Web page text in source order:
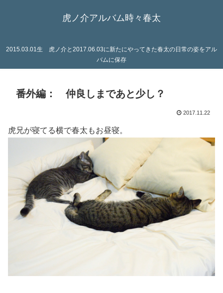
虎ノ介アルバム時々春太
2015.03.01生 虎ノ介と2017.06.03に新たにやってきた春太の日常の姿をアル
バムに保存
番外編： 仲良しまであと少し？
2017.11.22
虎兄が寝てる横で春太もお昼寝。